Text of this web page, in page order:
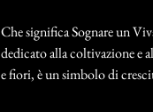
Che significa Sognare un
dedicato alla coltivazione e
e fiori, è un simbolo di